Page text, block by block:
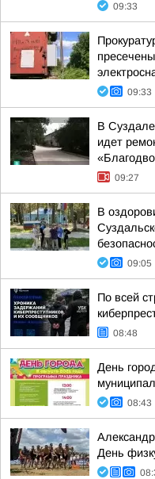
09:33
09:33
В
идет
09:27
В
09:05
По всей
08:48
День
08:43
День